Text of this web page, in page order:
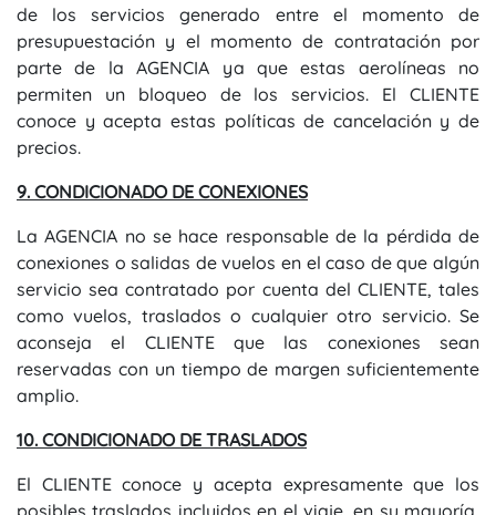
de los servicios generado entre el momento de
presupuestación y el momento de contratación por
parte de la AGENCIA ya que estas aerolíneas no
permiten un bloqueo de los servicios. El CLIENTE
conoce y acepta estas políticas de cancelación y de
precios.
9. CONDICIONADO DE CONEXIONES
La AGENCIA no se hace responsable de la pérdida de
conexiones o salidas de vuelos en el caso de que algún
servicio sea contratado por cuenta del CLIENTE, tales
como vuelos, traslados o cualquier otro servicio. Se
aconseja el CLIENTE que las conexiones sean
reservadas con un tiempo de margen suficientemente
amplio.
10. CONDICIONADO DE TRASLADOS
El CLIENTE conoce y acepta expresamente que los
posibles traslados incluidos en el viaje, en su mayoría,